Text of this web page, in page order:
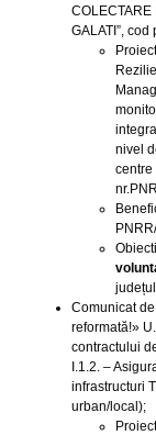
COLECTARE
GALATI”,
nivel
centre
Comunicat
reformată!»
contractului
I.1.2. –
infrastructuri
urban/local);